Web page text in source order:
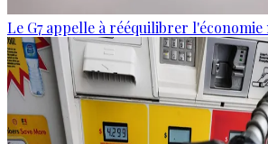
Le G7 appelle à rééquilibrer